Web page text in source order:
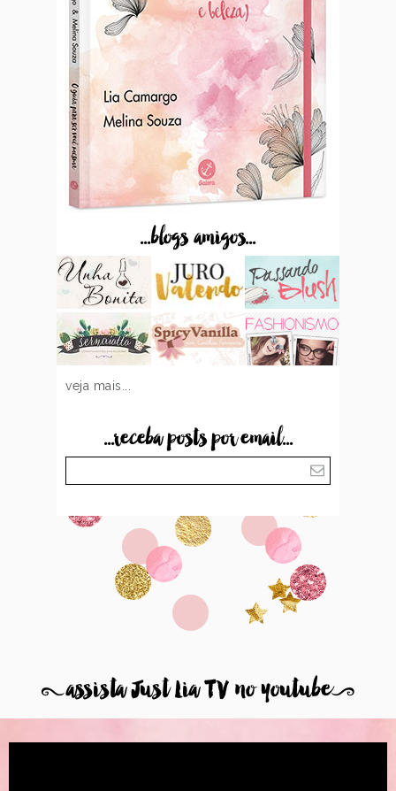
...blogs amigos...
veja mais...
...receba posts por email...
8assista Just Lia TV no youtube9